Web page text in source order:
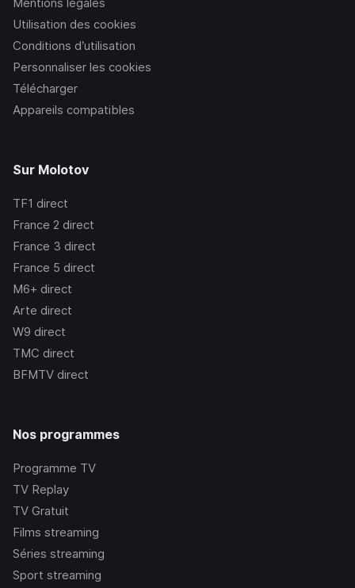
Utilisation des cookies
Conditions d’utilisation
Personnaliser les cookies
Télécharger
Appareils compatibles
Sur Molotov
TF1 direct
France 2 direct
France 3 direct
France 5 direct
M6+ direct
Arte direct
W9 direct
TMC direct
BFMTV direct
Nos programmes
Programme TV
TV Replay
TV Gratuit
Films streaming
Séries streaming
Sport streaming